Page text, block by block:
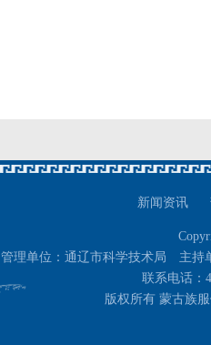
新闻资讯
管理单位：通辽市科学技术局 主持
联系电话：
版权所有 蒙古族